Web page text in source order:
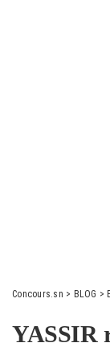
Concours.sn > BLOG >
YASSIR